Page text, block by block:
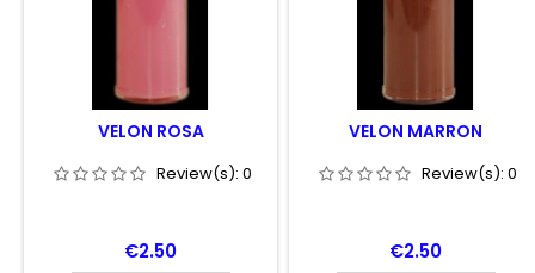
VELON ROSA
Review(s): 0
Price
€2.50
VELON MARRON
Review(s): 0
Price
€2.50